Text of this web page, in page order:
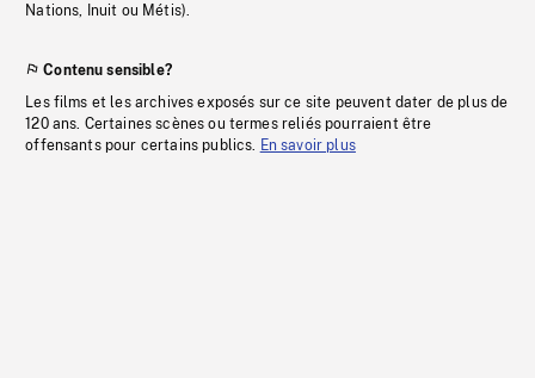
Nations, Inuit ou Métis).
Contenu sensible?
Les films et les archives exposés sur ce site peuvent dater de plus de
120 ans. Certaines scènes ou termes reliés pourraient être
offensants pour certains publics. En savoir plus